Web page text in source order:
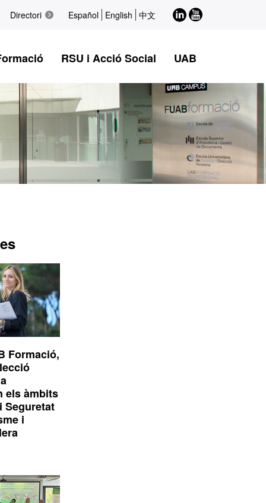
Directori Español English 中文 LinkedIn
Youtube
RSU i Acció Social UAB
Formació,
els àmbits
Seguretat
i